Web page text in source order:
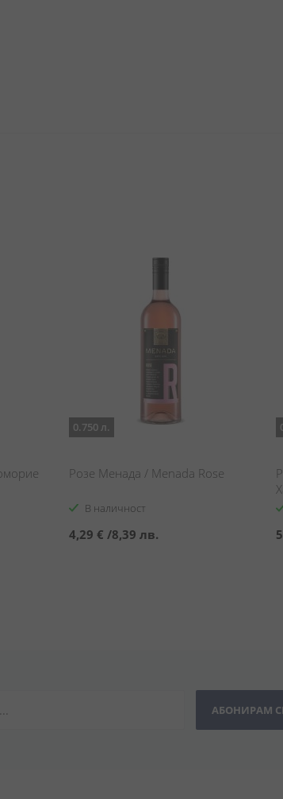
0.750 л.
Розе Менада / Menada Rose
В наличност
4,29 € /8,39 лв.
АБОНИРАМ